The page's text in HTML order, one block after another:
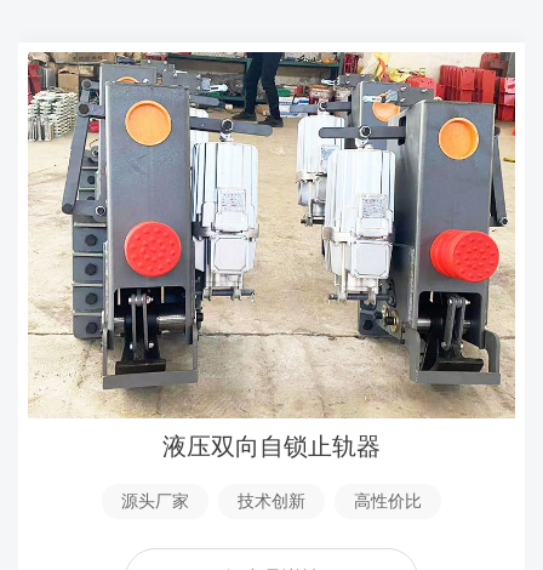
液压双向自锁止轨器
源头厂家 技术创新 高性价比